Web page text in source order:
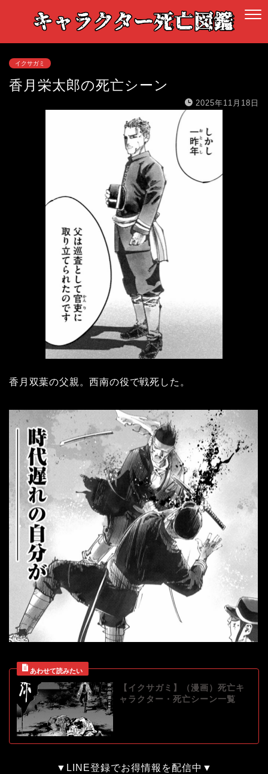
イクサガミ
香月栄太郎の死亡シーン
2025年11月18日
香月双葉の父親。西南の役で戦死した。
【イクサガミ】（漫画）死亡キ
ャラクター・死亡シーン一覧
▼LINE登録でお得情報を配信中▼